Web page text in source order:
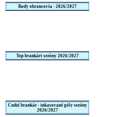
Body obrancovia - 2026/2027
Top brankári sezóny 2026/2027
Cudzí brankár - inkasované góly sezóny
2026/2027